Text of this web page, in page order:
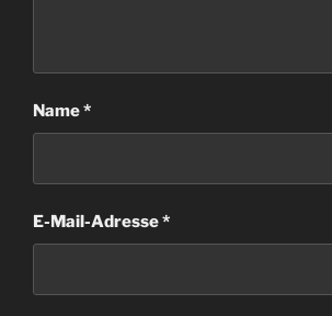
Name*
E-Mail-Adresse*